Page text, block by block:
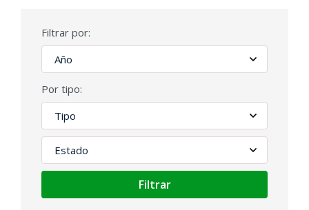
Filtrar por:
Por tipo:
Filtrar